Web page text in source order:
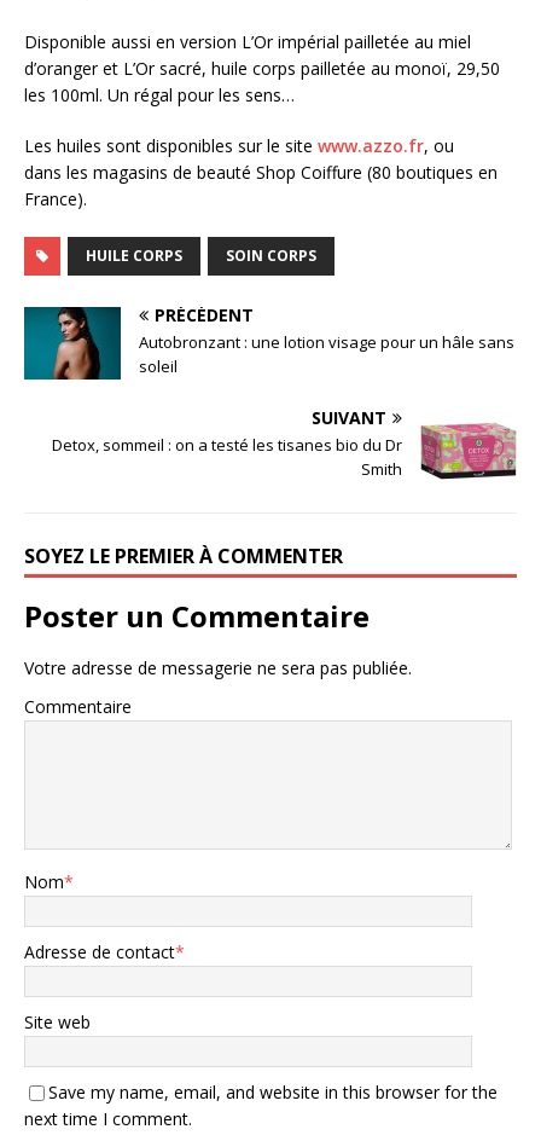
Disponible aussi en version L’Or impérial pailletée au miel
d’oranger et L’Or sacré, huile corps pailletée au monoï, 29,50
les 100ml. Un régal pour les sens…
Les huiles sont disponibles sur le site www.azzo.fr, ou
dans les magasins de beauté Shop Coiffure (80 boutiques en
France).
HUILE CORPS SOIN CORPS
PRÉCÉDENT
Autobronzant : une lotion visage pour un hâle sans
soleil
SUIVANT
Detox, sommeil : on a testé les tisanes bio du Dr
Smith
SOYEZ LE PREMIER À COMMENTER
Poster un Commentaire
Votre adresse de messagerie ne sera pas publiée.
Commentaire
Nom*
Adresse de contact*
Site web
Save my name, email, and website in this browser for the
next time I comment.